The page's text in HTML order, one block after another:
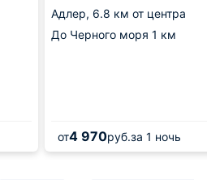
Адлер, 6.8 км от центра
До Черного моря 1 км
от4 970руб.за 1 ночь